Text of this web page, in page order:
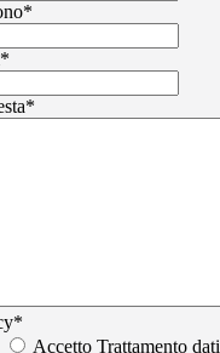
*
*
*
*
Accetto Trattamento